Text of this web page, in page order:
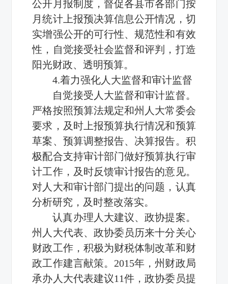
公开月报制度，督促各县市各部门按
月统计上报预决算信息公开情况，切
实增强公开的可行性、规范性和有效
性，自觉接受社会监督和评判，打造
阳光财政、透明预算。
4.着力强化人大监督和审计监督
自觉接受人大监督和审计监督。
严格按照预算法规定和州人大常委会
要求，及时上报预算执行情况和预算
草案、预算调整报告、决算报告。积
极配合支持审计部门做好预算执行审
计工作，及时反馈审计报告的意见。
对人大和审计部门提出的问题，认真
分析研究，及时整改落实。
认真办理人大建议、政协提案。
州人大代表、政协委员历来十分关心
财政工作，积极为财税体制改革和财
政工作建言献策。2015年，州财政局
承办人大代表建议11件，政协委员提